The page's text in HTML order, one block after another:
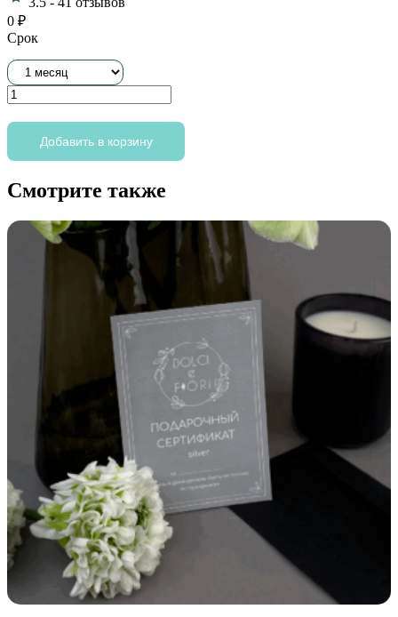
0 ₽
Срок
Количество
товара
Подарочный
сертификат
Gold
Добавить в корзину
Смотрите также